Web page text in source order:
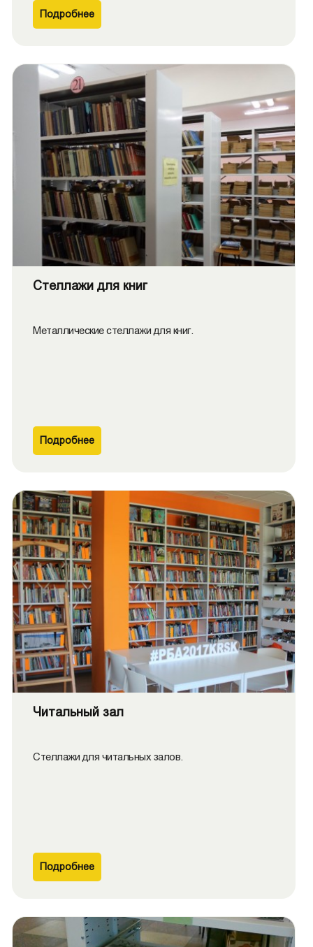
Подробнее
Стеллажи для книг
Металлические стеллажи для книг.
Подробнее
Читальный зал
Стеллажи для читальных залов.
Подробнее